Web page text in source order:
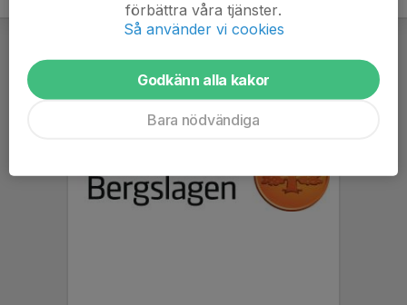
förbättra våra tjänster.
Så använder vi cookies
Godkänn alla kakor
Bara nödvändiga